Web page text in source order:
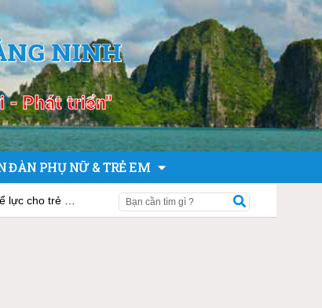
NINH
- Phát triển"
ĐÀN PHỤ NỮ & TRẺ EM